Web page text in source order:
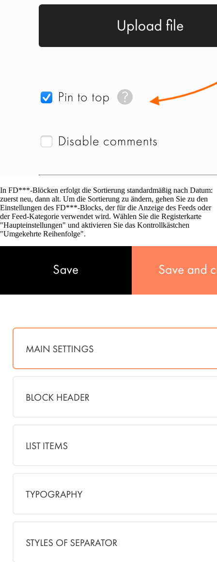
In FD***-Blöcken erfolgt die Sortierung standardmäßig nach Datum:
zuerst neu, dann alt. Um die Sortierung zu ändern, gehen Sie zu den
Einstellungen des FD***-Blocks, der für die Anzeige des Feeds oder
der Feed-Kategorie verwendet wird. Wählen Sie die Registerkarte
"Haupteinstellungen" und aktivieren Sie das Kontrollkästchen
"Umgekehrte Reihenfolge".